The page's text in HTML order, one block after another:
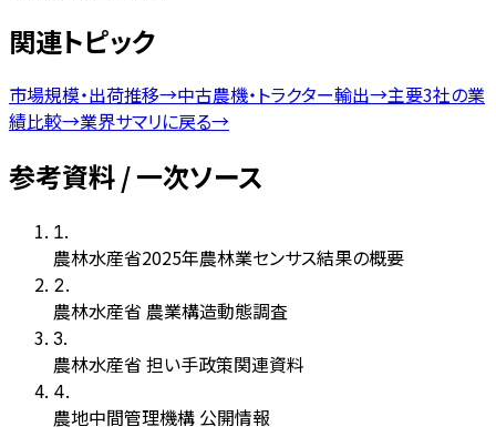
関連トピック
市場規模・出荷推移→中古農機・トラクター輸出→主要3社の業
績比較→業界サマリに戻る→
参考資料 / 一次ソース
1.
農林水産省2025年農林業センサス結果の概要
2.
農林水産省 農業構造動態調査
3.
農林水産省 担い手政策関連資料
4.
農地中間管理機構 公開情報